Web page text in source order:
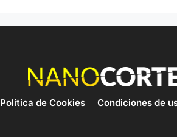
Política de Cookies Condiciones de